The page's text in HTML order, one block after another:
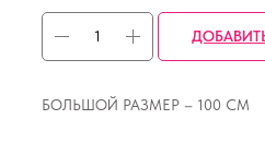
БОЛЬШОЙ РАЗМЕР – 100 СМ